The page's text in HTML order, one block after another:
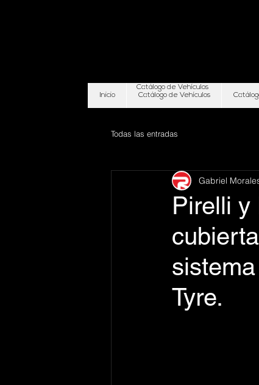
Inicio Catálogo de Vehículos
Catálogo de Vehículos
Todas las entradas
Pirelli y
Tyre.
Gabriel